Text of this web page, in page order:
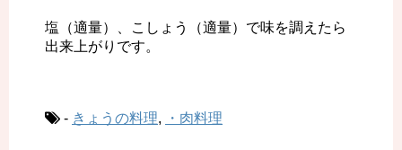
塩（適量）、こしょう（適量）で味を調えたら
出来上がりです。
- きょうの料理, ・肉料理